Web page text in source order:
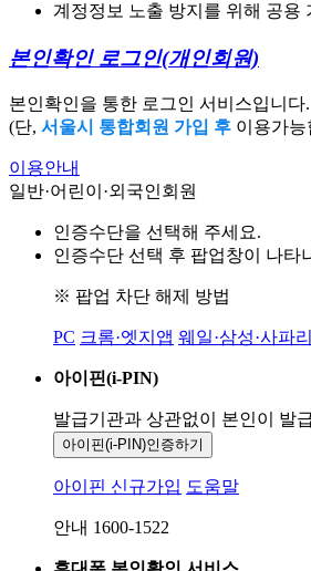
계정정보 노출 방지를 위해 공용
본인확인 로그인(개인회원)
본인확인을 통한 로그인 서비스입니다.
(단, 서울시 통합회원 가입 후 이용가능
이용안내
일반·어린이·외국인회원
인증수단을 선택해 주세요.
인증수단 선택 후 팝업창이 나타
※ 팝업 차단 해제 방법
PC 크롬·엣지앱 웨일·삼성·사파
아이핀(i-PIN)
발급기관과 상관없이 본인이 발
아이핀(i-PIN)인증하기
아이핀 신규가입 도움말
안내 1600-1522